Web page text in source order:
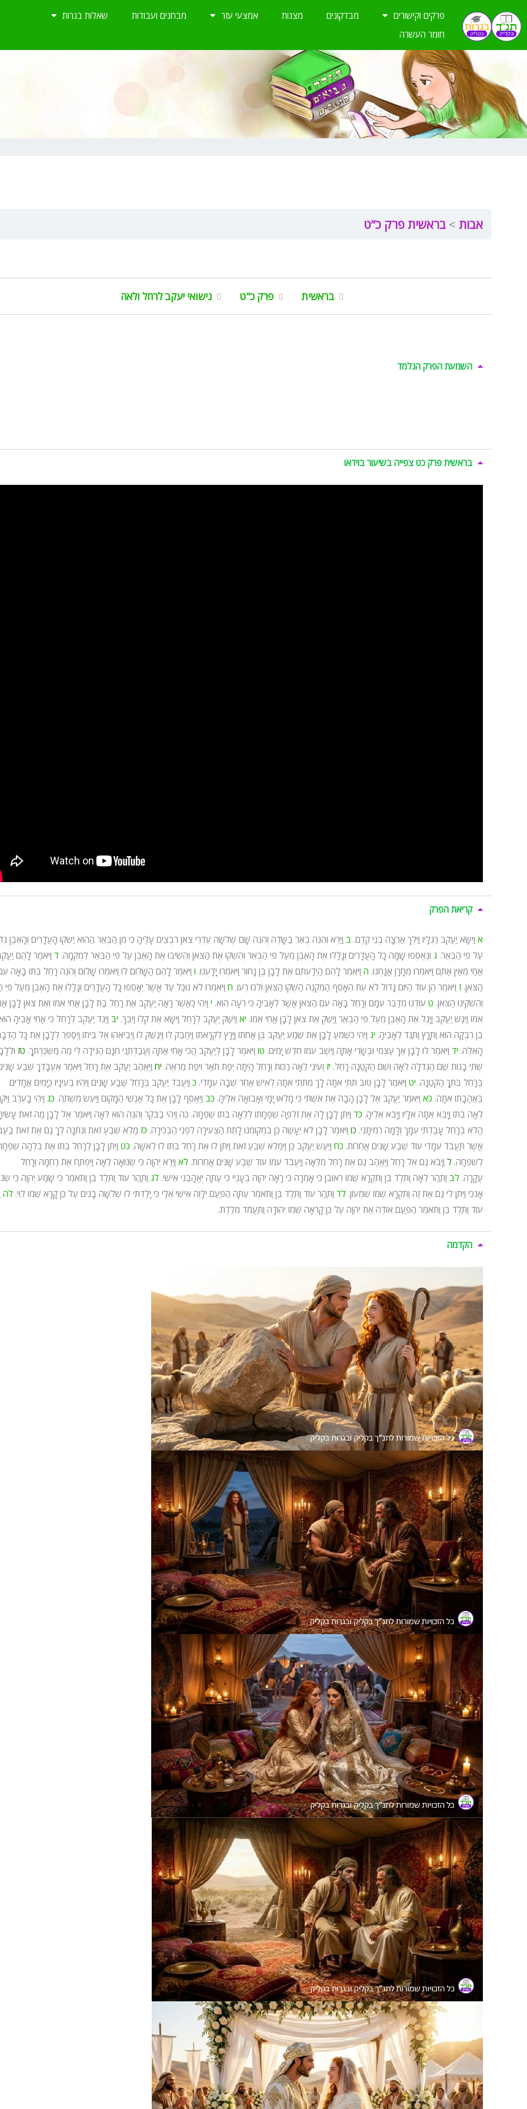
לתוכן
פרקים וקישורים מבדקונים מצגות אמצעי עזר מבחנים ועבודות
שאלות בגרות
חומר העשרה
אבות בראשית פרק כ”ט
בראשית פרק כ"ט נישואי יעקב לרחל ולאה
השמעת הפרק הנלמד
בראשית פרק כט צפייה בשיעור בוידאו
קריאת הפרק
א וַיִּשָּׂא יַעֲקֹב רַגְלָיו וַיֵּלֶךְ אַרְצָה בְנֵי קֶדֶם. ב וַיַּרְא וְהִנֵּה בְאֵר בַּשָּׂדֶה וְהִנֵּה שָׁם שְׁלֹשָׁה עֶדְרֵי צֹאן רֹבְצִים עָלֶיהָ כִּי מִן הַבְּאֵר הַהִוא יַשְׁקוּ הָעֲדָרִים וְהָאֶבֶן
עַל פִּי הַבְּאֵר. ג וְנֶאֶסְפוּ שָׁמָּה כָל הָעֲדָרִים וְגָלֲלוּ אֶת הָאֶבֶן מֵעַל פִּי הַבְּאֵר וְהִשְׁקוּ אֶת הַצֹּאן וְהֵשִׁיבוּ אֶת הָאֶבֶן עַל פִּי הַבְּאֵר לִמְקֹמָהּ. ד וַיֹּאמֶר לָהֶם
אַחַי מֵאַיִן אַתֶּם וַיֹּאמְרוּ מֵחָרָן אֲנָחְנוּ. ה וַיֹּאמֶר לָהֶם הַיְדַעְתֶּם אֶת לָבָן בֶּן נָחוֹר וַיֹּאמְרוּ יָדָעְנוּ. ו וַיֹּאמֶר לָהֶם הֲשָׁלוֹם לוֹ וַיֹּאמְרוּ שָׁלוֹם וְהִנֵּה רָחֵל בִּתּוֹ בָּאָה
הַצֹּאן. ז וַיֹּאמֶר הֵן עוֹד הַיּוֹם גָּדוֹל לֹא עֵת הֵאָסֵף הַמִּקְנֶה הַשְׁקוּ הַצֹּאן וּלְכוּ רְעוּ. ח וַיֹּאמְרוּ לֹא נוּכַל עַד אֲשֶׁר יֵאָסְפוּ כָּל הָעֲדָרִים וְגָלֲלוּ אֶת הָאֶבֶן מֵעַל
וְהִשְׁקִינוּ הַצֹּאן. ט עוֹדֶנּוּ מְדַבֵּר עִמָּם וְרָחֵל בָּאָה עִם הַצֹּאן אֲשֶׁר לְאָבִיהָ כִּי רֹעָה הִוא. י וַיְהִי כַּאֲשֶׁר רָאָה יַעֲקֹב אֶת רָחֵל בַּת לָבָן אֲחִי אִמּוֹ וְאֶת צֹאן לָבָן
אִמּוֹ וַיִּגַּשׁ יַעֲקֹב וַיָּגֶל אֶת הָאֶבֶן מֵעַל פִּי הַבְּאֵר וַיַּשְׁקְ אֶת צֹאן לָבָן אֲחִי אִמּוֹ. יא וַיִּשַּׁק יַעֲקֹב לְרָחֵל וַיִּשָּׂא אֶת קֹלוֹ וַיֵּבְךְּ. יב וַיַּגֵּד יַעֲקֹב לְרָחֵל כִּי אֲחִי אָבִיהָ הוּא
בֶן רִבְקָה הוּא וַתָּרָץ וַתַּגֵּד לְאָבִיהָ. יג וַיְהִי כִשְׁמֹעַ לָבָן אֶת שֵׁמַע יַעֲקֹב בֶּן אֲחֹתוֹ וַיָּרָץ לִקְרָאתוֹ וַיְחַבֶּק לוֹ וַיְנַשֶּׁק לוֹ וַיְבִיאֵהוּ אֶל בֵּיתוֹ וַיְסַפֵּר לְלָבָן אֵת כָּל
הָאֵלֶּה. יד וַיֹּאמֶר לוֹ לָבָן אַךְ עַצְמִי וּבְשָׂרִי אָתָּה וַיֵּשֶׁב עִמּוֹ חֹדֶשׁ יָמִים. טו וַיֹּאמֶר לָבָן לְיַעֲקֹב הֲכִי אָחִי אַתָּה וַעֲבַדְתַּנִי חִנָּם הַגִּידָה לִּי מַה מַּשְׂכֻּרְתֶּךָ. טז
שְׁתֵּי בָנוֹת שֵׁם הַגְּדֹלָה לֵאָה וְשֵׁם הַקְּטַנָּה רָחֵל. יז וְעֵינֵי לֵאָה רַכּוֹת וְרָחֵל הָיְתָה יְפַת תֹּאַר וִיפַת מַרְאֶה. יח וַיֶּאֱהַב יַעֲקֹב אֶת רָחֵל וַיֹּאמֶר אֶעֱבָדְךָ שֶׁבַע
בְּרָחֵל בִּתְּךָ הַקְּטַנָּה. יט וַיֹּאמֶר לָבָן טוֹב תִּתִּי אֹתָהּ לָךְ מִתִּתִּי אֹתָהּ לְאִישׁ אַחֵר שְׁבָה עִמָּדִי. כ וַיַּעֲבֹד יַעֲקֹב בְּרָחֵל שֶׁבַע שָׁנִים וַיִּהְיוּ בְעֵינָיו כְּיָמִים אֲחָדִים
בְּאַהֲבָתוֹ אֹתָהּ. כא וַיֹּאמֶר יַעֲקֹב אֶל לָבָן הָבָה אֶת אִשְׁתִּי כִּי מָלְאוּ יָמָי וְאָבוֹאָה אֵלֶיהָ. כב וַיֶּאֱסֹף לָבָן אֶת כָּל אַנְשֵׁי הַמָּקוֹם וַיַּעַשׂ מִשְׁתֶּה. כג וַיְהִי בָעֶרֶב
לֵאָה בִתּוֹ וַיָּבֵא אֹתָהּ אֵלָיו וַיָּבֹא אֵלֶיהָ. כד וַיִּתֵּן לָבָן לָהּ אֶת זִלְפָּה שִׁפְחָתוֹ לְלֵאָה בִתּוֹ שִׁפְחָה. כה וַיְהִי בַבֹּקֶר וְהִנֵּה הִוא לֵאָה וַיֹּאמֶר אֶל לָבָן מַה זֹּאת
הֲלֹא בְרָחֵל עָבַדְתִּי עִמָּךְ וְלָמָּה רִמִּיתָנִי. כו וַיֹּאמֶר לָבָן לֹא יֵעָשֶׂה כֵן בִּמְקוֹמֵנוּ לָתֵת הַצְּעִירָה לִפְנֵי הַבְּכִירָה. כז מַלֵּא שְׁבֻעַ זֹאת וְנִתְּנָה לְךָ גַּם אֶת זֹאת
אֲשֶׁר תַּעֲבֹד עִמָּדִי עוֹד שֶׁבַע שָׁנִים אֲחֵרוֹת. כח וַיַּעַשׂ יַעֲקֹב כֵּן וַיְמַלֵּא שְׁבֻעַ זֹאת וַיִּתֶּן לוֹ אֶת רָחֵל בִּתּוֹ לוֹ לְאִשָּׁה. כט וַיִּתֵּן לָבָן לְרָחֵל בִּתּוֹ אֶת בִּלְהָה
לְשִׁפְחָה. ל וַיָּבֹא גַּם אֶל רָחֵל וַיֶּאֱהַב גַּם אֶת רָחֵל מִלֵּאָה וַיַּעֲבֹד עִמּוֹ עוֹד שֶׁבַע שָׁנִים אֲחֵרוֹת. לא וַיַּרְא יְהוָה כִּי שְׂנוּאָה לֵאָה וַיִּפְתַּח אֶת רַחְמָהּ וְרָחֵל
עֲקָרָה. לב וַתַּהַר לֵאָה וַתֵּלֶד בֵּן וַתִּקְרָא שְׁמוֹ רְאוּבֵן כִּי אָמְרָה כִּי רָאָה יְהוָה בְּעָנְיִי כִּי עַתָּה יֶאֱהָבַנִי אִישִׁי. לג וַתַּהַר עוֹד וַתֵּלֶד בֵּן וַתֹּאמֶר כִּי שָׁמַע יְהוָה כִּי
אָנֹכִי וַיִּתֶּן לִי גַּם אֶת זֶה וַתִּקְרָא שְׁמוֹ שִׁמְעוֹן. לד וַתַּהַר עוֹד וַתֵּלֶד בֵּן וַתֹּאמֶר עַתָּה הַפַּעַם יִלָּוֶה אִישִׁי אֵלַי כִּי יָלַדְתִּי לוֹ שְׁלֹשָׁה בָנִים עַל כֵּן קָרָא שְׁמוֹ לֵוִי. לה
עוֹד וַתֵּלֶד בֵּן וַתֹּאמֶר הַפַּעַם אוֹדֶה אֶת יְהוָה עַל כֵּן קָרְאָה שְׁמוֹ יְהוּדָה וַתַּעֲמֹד מִלֶּדֶת.
הקדמה